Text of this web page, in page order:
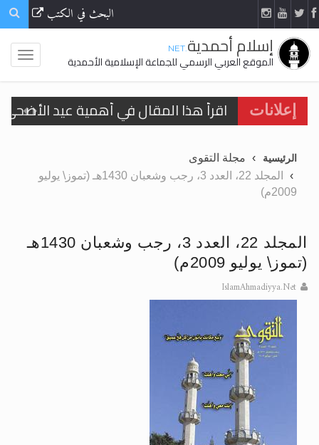
البحث في الكتب
إسلام أحمدية.NET
الموقع العربي الرسمي للجماعة الإسلامية الأحمدية
إعلانات
اقرأ هذا المقال في أهمية عيد
تعميم هامّ لأفراد الجماعة >> المزيد
اقرأ هذا الكتاب وتعرّف على حقيقة
الحجّ.. دلالات، حِكم، وأهداف >> المزيد
اقرأ هذا المقال في أهمية عيد
الرئيسية
مجلة التقوى
المجلد 22، العدد 3، رجب وشعبان 1430هـ (تموز\ يوليو
2009م)
المجلد 22، العدد 3، رجب وشعبان 1430هـ
(تموز\ يوليو 2009م)
IslamAhmadiyya.Net